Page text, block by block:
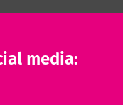
media: